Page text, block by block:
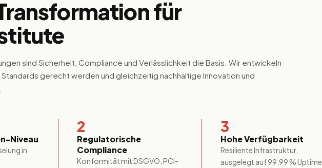
für
sind Sicherheit, Compliance und Verlässlichkeit die Basis. Wir entwickeln
gerecht werden und gleichzeitig nachhaltige Innovation und
Niveau
in
2
Regulatorische
Compliance
Konformität mit DSGVO, PCI-
3
Hohe Verfügbarkeit
Resiliente Infrastruktur,
ausgelegt auf 99,99 % Uptime.